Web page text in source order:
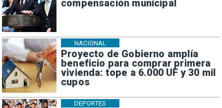
compensación municipal
Proyecto de Gobierno amplía
beneficio para comprar primera
vivienda: tope a 6.000 UF y 30 mil
cupos
NACIONAL
DEPORTES